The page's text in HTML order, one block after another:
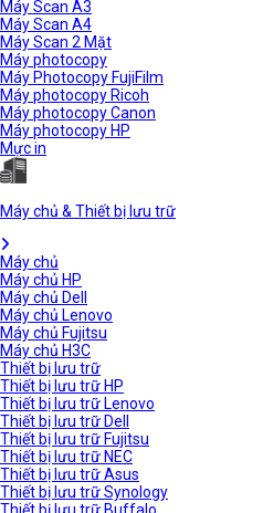
Máy Scan A3
Máy Scan A4
Máy Scan 2 Mặt
Máy photocopy
Máy Photocopy FujiFilm
Máy photocopy Ricoh
Máy photocopy Canon
Máy photocopy HP
Mực in
Máy chủ & Thiết bị lưu trữ
Máy chủ
Máy chủ HP
Máy chủ Dell
Máy chủ Lenovo
Máy chủ Fujitsu
Máy chủ H3C
Thiết bị lưu trữ
Thiết bị lưu trữ HP
Thiết bị lưu trữ Lenovo
Thiết bị lưu trữ Dell
Thiết bị lưu trữ Fujitsu
Thiết bị lưu trữ NEC
Thiết bị lưu trữ Asus
Thiết bị lưu trữ Synology